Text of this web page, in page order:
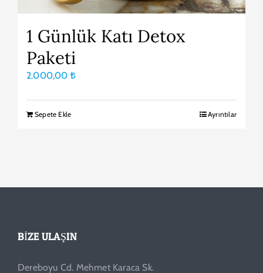
1 Günlük Katı Detox
Paketi
2.000,00 ₺
Sepete Ekle Ayrıntılar
BIZE ULAŞIN
Dereboyu Cd. Mehmet Karaca Sk.